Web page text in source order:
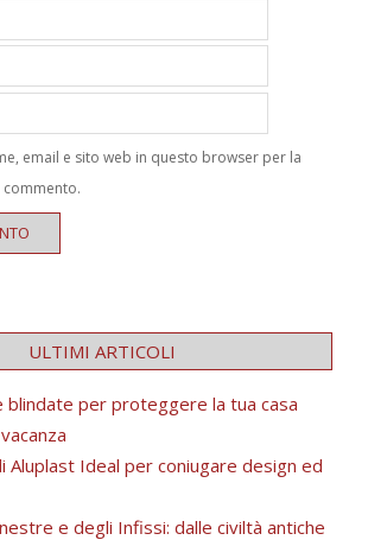
email e sito web in questo browser per la
ULTIMI ARTICOLI
per proteggere la tua casa
Aluplast Ideal per coniugare design ed
e degli Infissi: dalle civiltà antiche